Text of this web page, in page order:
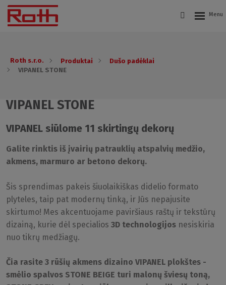
Roth s.r.o. Produktai
Dušo padėklai
VIPANEL STONE
VIPANEL STONE
VIPANEL siūlome 11 skirtingų dekorų
Galite rinktis iš įvairių patrauklių atspalvių medžio,
akmens, marmuro ar betono dekorų.
Šis sprendimas pakeis šiuolaikiškas didelio formato
plyteles, taip pat modernų tinką, ir Jūs nepajusite
skirtumo! Mes akcentuojame paviršiaus raštų ir tekstūrų
dizainą, kurie dėl specialios 3D technologijos nesiskiria
nuo tikrų medžiagų.
Čia rasite 3 rūšių akmens dizaino VIPANEL plokštes -
smėlio spalvos STONE BEIGE turi malonų šviesų toną,